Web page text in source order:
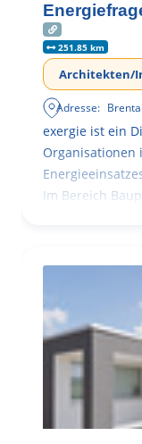
251.85 km
Architekten/
Adresse:
exergie ist ein
Organisationen
Im Bereich